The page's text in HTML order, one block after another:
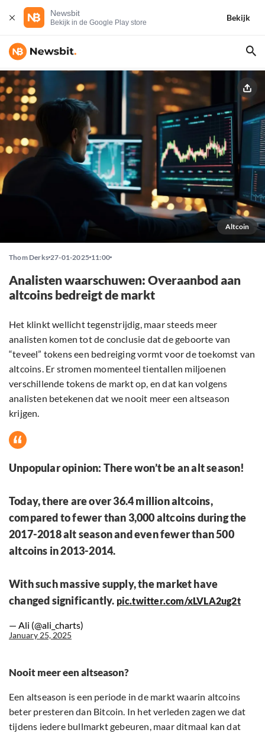
Newsbit
Bekijk in de Google Play store
Bekijk
Altcoin
Thom Derks 27-01-2025 11:00
Analisten waarschuwen: Overaanbod aan
altcoins bedreigt de markt
Het klinkt wellicht tegenstrijdig, maar steeds meer
analisten komen tot de conclusie dat de geboorte van
“teveel” tokens een bedreiging vormt voor de toekomst van
altcoins. Er stromen momenteel tientallen miljoenen
verschillende tokens de markt op, en dat kan volgens
analisten betekenen dat we nooit meer een altseason
krijgen.
Unpopular opinion: There won’t be an alt season!
Today, there are over 36.4 million altcoins,
compared to fewer than 3,000 altcoins during the
2017-2018 alt season and even fewer than 500
altcoins in 2013-2014.
With such massive supply, the market have
changed significantly. pic.twitter.com/xLVLA2ug2t
— Ali (@ali_charts)
January 25, 2025
Nooit meer een altseason?
Een altseason is een periode in de markt waarin altcoins
beter presteren dan Bitcoin. In het verleden zagen we dat
tijdens iedere bullmarkt gebeuren, maar ditmaal kan dat